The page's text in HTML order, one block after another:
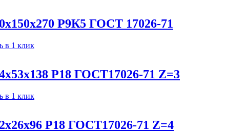
Р9К5 ГОСТ 17026-71
в 1 клик
Р18 ГОСТ17026-71 Z=3
в 1 клик
Р18 ГОСТ17026-71 Z=4